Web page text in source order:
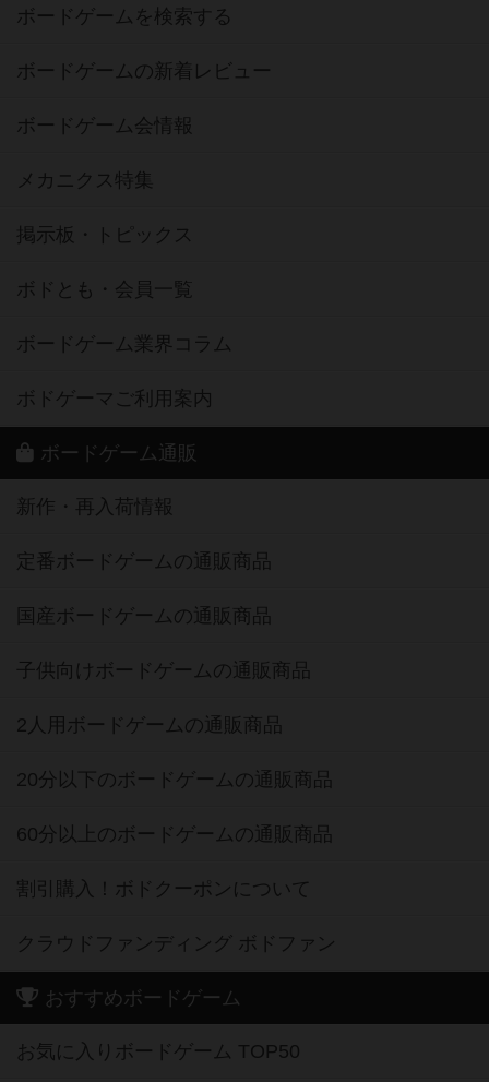
ボードゲームを検索する
ボードゲームの新着レビュー
ボードゲーム会情報
メカニクス特集
掲示板・トピックス
ボドとも・会員一覧
ボードゲーム業界コラム
ボドゲーマご利用案内
ボードゲーム通販
新作・再入荷情報
定番ボードゲームの通販商品
国産ボードゲームの通販商品
子供向けボードゲームの通販商品
2人用ボードゲームの通販商品
20分以下のボードゲームの通販商品
60分以上のボードゲームの通販商品
割引購入！ボドクーポンについて
クラウドファンディング ボドファン
おすすめボードゲーム
お気に入りボードゲーム TOP50